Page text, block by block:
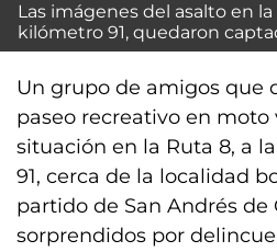
Las imágenes del asalto en
kilómetro 91, quedaron
Un grupo de amigos que
paseo recreativo en moto
situación en la Ruta 8, a
91, cerca de la localidad
partido de San Andrés de
sorprendidos por